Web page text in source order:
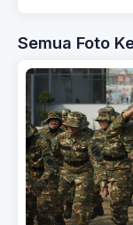
Semua Foto